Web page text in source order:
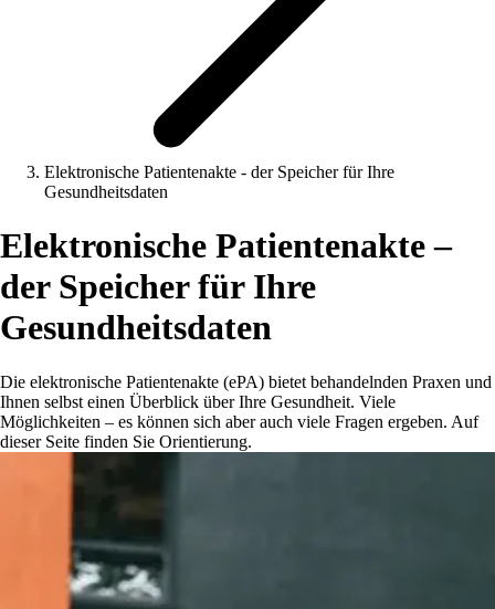
Elektronische Patientenakte - der Speicher für Ihre
Gesundheitsdaten
Elektronische Patientenakte –
der Speicher für Ihre
Gesundheitsdaten
Die elektronische Patientenakte (ePA) bietet behandelnden Praxen und
Ihnen selbst einen Überblick über Ihre Gesundheit. Viele
Möglichkeiten – es können sich aber auch viele Fragen ergeben. Auf
dieser Seite finden Sie Orientierung.